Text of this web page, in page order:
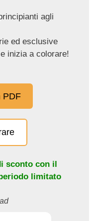
agli
ed esclusive
inizia a colorare!
PDF
sconto con il
limitato